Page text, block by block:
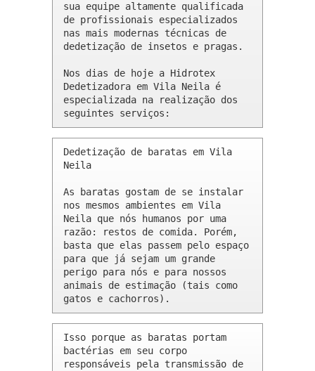
sua equipe altamente qualificada
de profissionais especializados
nas mais modernas técnicas de
dedetização de insetos e pragas.
Nos dias de hoje a Hidrotex
Dedetizadora em Vila Neila é
especializada na realização dos
seguintes serviços:
Dedetização de baratas em Vila
Neila
As baratas gostam de se instalar
nos mesmos ambientes em Vila
Neila que nós humanos por uma
razão: restos de comida. Porém,
basta que elas passem pelo espaço
para que já sejam um grande
perigo para nós e para nossos
animais de estimação (tais como
gatos e cachorros).
Isso porque as baratas portam
bactérias em seu corpo
responsáveis pela transmissão de